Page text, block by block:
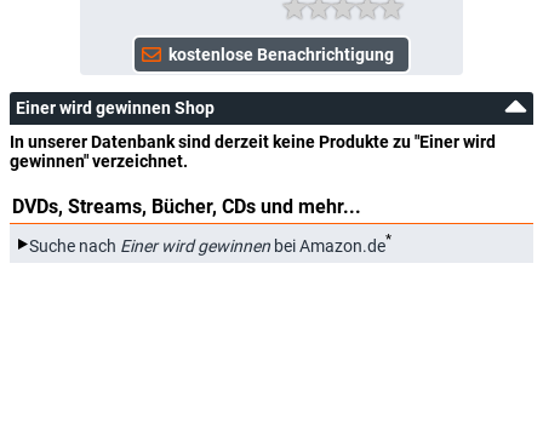
Einer wird gewinnen Shop
In unserer Datenbank sind derzeit keine Produkte zu "Einer wird
gewinnen" verzeichnet.
DVDs, Streams, Bücher, CDs und mehr...
Suche nach Einer wird gewinnen bei Amazon.de*